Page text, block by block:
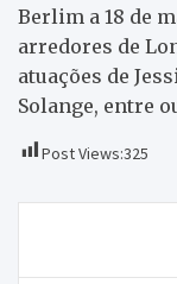
Berlim a 18 de
arredores de
atuações de
Solange, entre
Post Views:325